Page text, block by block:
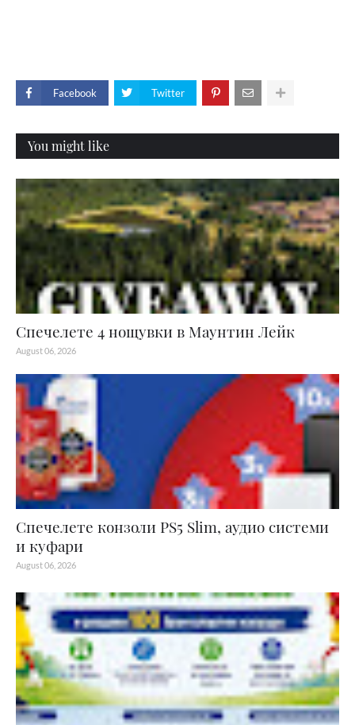
Facebook Twitter
You might like
Спечелете 4 нощувки в Маунтин Лейк
August 06, 2026
Спечелете конзоли PS5 Slim, аудио системи
и куфари
August 06, 2026